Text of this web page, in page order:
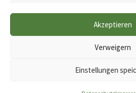
Akzeptieren
Verweigern
Einstellungen
© 2023 M&M Vermittlung I Design by